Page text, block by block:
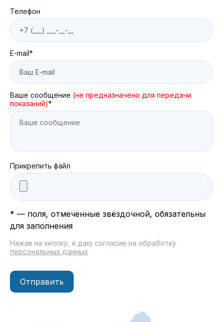
Телефон
E-mail*
Ваше сообщение (не предназначено для передачи
показаний)*
Прикрепить файл
* — поля, отмеченные звёздочной, обязательны
для заполнения
Нажав на кнопку, я даю согласие на обработку
персональных данных
Отправить